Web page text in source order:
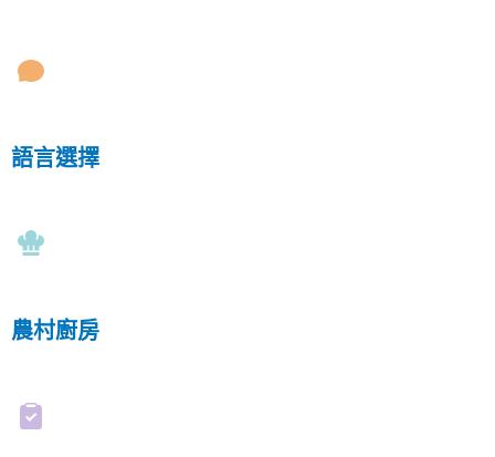
語言選擇
農村廚房